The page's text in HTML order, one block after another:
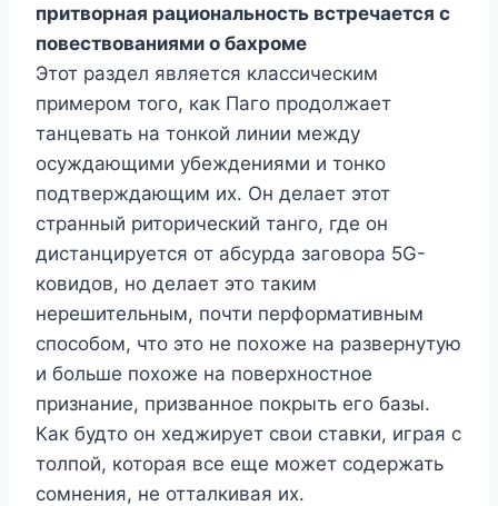
притворная рациональность встречается с
повествованиями о бахроме
Этот раздел является классическим
примером того, как Паго продолжает
танцевать на тонкой линии между
осуждающими убеждениями и тонко
подтверждающим их. Он делает этот
странный риторический танго, где он
дистанцируется от абсурда заговора 5G-
ковидов, но делает это таким
нерешительным, почти перформативным
способом, что это не похоже на развернутую
и больше похоже на поверхностное
признание, призванное покрыть его базы.
Как будто он хеджирует свои ставки, играя с
толпой, которая все еще может содержать
сомнения, не отталкивая их.